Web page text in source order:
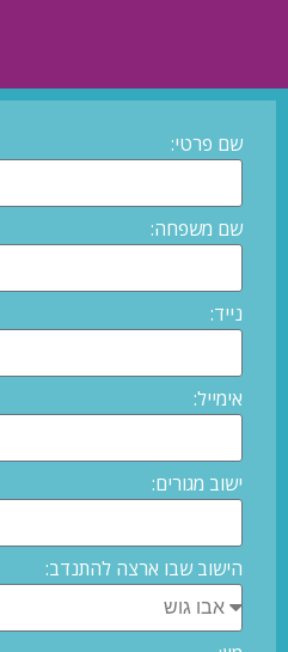
שם פרטי:
שם משפחה:
נייד:
אימייל:
ישוב מגורים:
הישוב שבו ארצה להתנדב: